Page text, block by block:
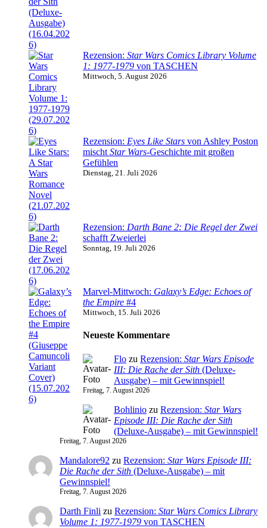
Rezension: Star Wars Comics Library Volume
1: 1977-1979 von TASCHEN
Mittwoch, 5. August 2026
Rezension: Eyes Like Stars von Ashley Poston
mischt Star Wars-Geschichte mit großen
Gefühlen
Dienstag, 21. Juli 2026
Rezension: Darth Bane 2: Die Regel der Zwei
schafft Zweierlei
Sonntag, 19. Juli 2026
Marvel-Mittwoch: Galaxy’s Edge: Echoes of
the Empire #4
Mittwoch, 15. Juli 2026
Neueste Kommentare
Flo zu Rezension: Star Wars Episode
III: Die Rache der Sith (Deluxe-
Ausgabe) – mit Gewinnspiel!
Freitag, 7. August 2026
Bohlinio zu Rezension: Star Wars
Episode III: Die Rache der Sith
(Deluxe-Ausgabe) – mit Gewinnspiel!
Freitag, 7. August 2026
Mandalore92 zu Rezension: Star Wars Episode III:
Die Rache der Sith (Deluxe-Ausgabe) – mit
Gewinnspiel!
Freitag, 7. August 2026
Darth Finli zu Rezension: Star Wars Comics Library
Volume 1: 1977-1979 von TASCHEN